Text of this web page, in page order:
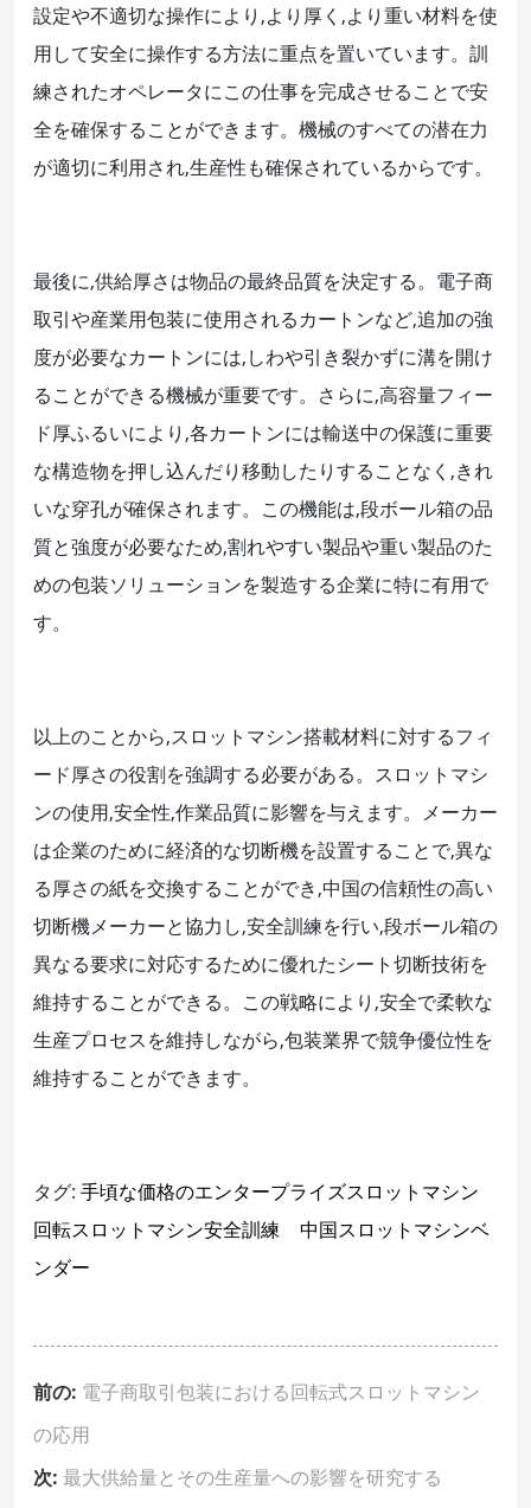
設定や不適切な操作により,より厚く,より重い材料を使
用して安全に操作する方法に重点を置いています。訓
練されたオペレータにこの仕事を完成させることで安
全を確保することができます。機械のすべての潜在力
が適切に利用され,生産性も確保されているからです。
最後に,供給厚さは物品の最終品質を決定する。電子商
取引や産業用包装に使用されるカートンなど,追加の強
度が必要なカートンには,しわや引き裂かずに溝を開け
ることができる機械が重要です。さらに,高容量フィー
ド厚ふるいにより,各カートンには輸送中の保護に重要
な構造物を押し込んだり移動したりすることなく,きれ
いな穿孔が確保されます。この機能は,段ボール箱の品
質と強度が必要なため,割れやすい製品や重い製品のた
めの包装ソリューションを製造する企業に特に有用で
す。
以上のことから,スロットマシン搭載材料に対するフィ
ード厚さの役割を強調する必要がある。スロットマシ
ンの使用,安全性,作業品質に影響を与えます。メーカー
は企業のために経済的な切断機を設置することで,異な
る厚さの紙を交換することができ,中国の信頼性の高い
切断機メーカーと協力し,安全訓練を行い,段ボール箱の
異なる要求に対応するために優れたシート切断技術を
維持することができる。この戦略により,安全で柔軟な
生産プロセスを維持しながら,包装業界で競争優位性を
維持することができます。
タグ: 手頃な価格のエンタープライズスロットマシン
回転スロットマシン安全訓練
中国スロットマシンベ
ンダー
前の: 電子商取引包装における回転式スロットマシン
の応用
次: 最大供給量とその生産量への影響を研究する